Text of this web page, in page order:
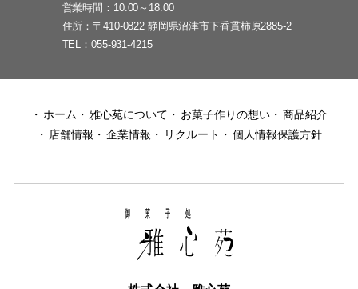
営業時間
10:00～18:00
住所
〒410-0822 静岡県沼津市下香貫柿原2885-2
TEL
055-931-4215
ホーム 雅心苑について お菓子作りの想い
商品紹介
店舗情報
企業情報 リクルート 個人情報保護方針